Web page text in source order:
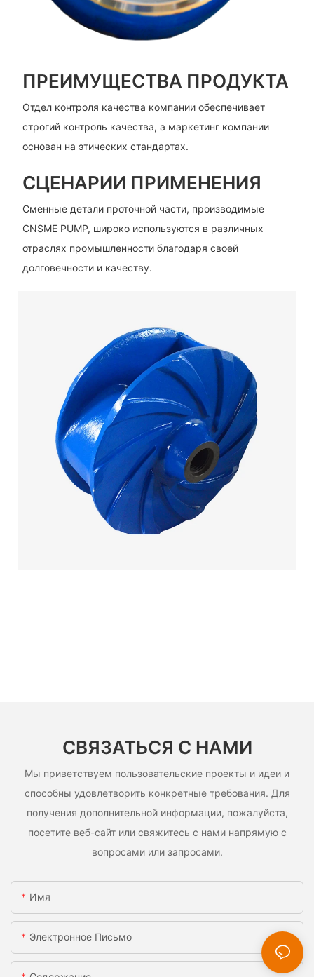
ПРЕИМУЩЕСТВА ПРОДУКТА
Отдел контроля качества компании обеспечивает
строгий контроль качества, а маркетинг компании
основан на этических стандартах.
СЦЕНАРИИ ПРИМЕНЕНИЯ
Сменные детали проточной части, производимые
CNSME PUMP, широко используются в различных
отраслях промышленности благодаря своей
долговечности и качеству.
СВЯЗАТЬСЯ С НАМИ
Мы приветствуем пользовательские проекты и идеи и
способны удовлетворить конкретные требования. Для
получения дополнительной информации, пожалуйста,
посетите веб-сайт или свяжитесь с нами напрямую с
вопросами или запросами.
Имя
Электронное Письмо